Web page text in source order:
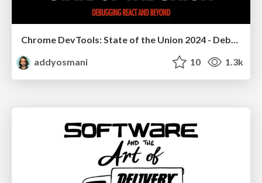
Chrome DevTools: State of the Union 2024 - Debugging React & Beyond
addyosmani
10 1.3k